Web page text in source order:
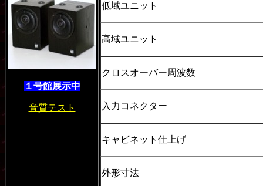
１号館展示中
音質テスト
低域ユニット
高域ユニット
クロスオーバー周波数
入力コネクター
キャビネット仕上げ
外形寸法